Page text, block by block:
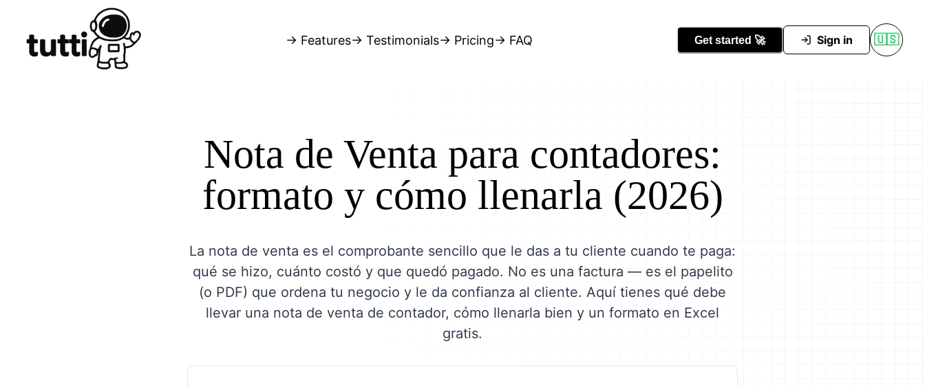
→ Features→ Testimonials→ Pricing→ FAQ Get started 🚀 Sign in 🇺🇸
Conocer Tutti
Nota de Venta para contadores:
formato y cómo llenarla (2026)
La nota de venta es el comprobante sencillo que le das a tu cliente cuando te paga:
qué se hizo, cuánto costó y que quedó pagado. No es una factura — es el papelito
(o PDF) que ordena tu negocio y le da confianza al cliente. Aquí tienes qué debe
llevar una nota de venta de contador, cómo llenarla bien y un formato en Excel
gratis.